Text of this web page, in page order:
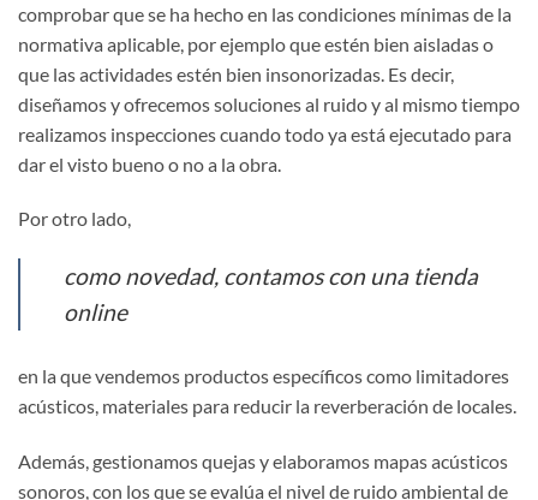
comprobar que se ha hecho en las condiciones mínimas de la
normativa aplicable, por ejemplo que estén bien aisladas o
que las actividades estén bien insonorizadas. Es decir,
diseñamos y ofrecemos soluciones al ruido y al mismo tiempo
realizamos inspecciones cuando todo ya está ejecutado para
dar el visto bueno o no a la obra.
Por otro lado,
como novedad, contamos con una tienda
online
en la que vendemos productos específicos como limitadores
acústicos, materiales para reducir la reverberación de locales.
Además, gestionamos quejas y elaboramos mapas acústicos
sonoros, con los que se evalúa el nivel de ruido ambiental de